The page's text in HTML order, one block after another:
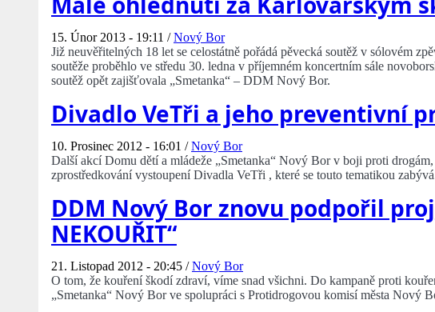
15. Únor 2013 - 19:11 /Nový Bor
Již neuvěřitelných 18 let se celostátně pořádá pěvecká soutěž v sólovém
soutěže proběhlo ve středu 30. ledna v příjemném koncertním sále
soutěž opět zajišťovala „Smetanka“ – DDM Nový Bor.
Divadlo VeTři a jeho preventivní
10. Prosinec 2012 - 16:01 /Nový Bor
Další akcí Domu dětí a mládeže „Smetanka“ Nový Bor v boji proti
zprostředkování vystoupení Divadla VeTři , které se touto tematikou
DDM Nový Bor znovu podpořil
NEKOUŘIT“
21. Listopad 2012 - 20:45 /Nový Bor
O tom, že kouření škodí zdraví, víme snad všichni. Do kampaně proti
„Smetanka“ Nový Bor ve spolupráci s Protidrogovou komisí města Nový